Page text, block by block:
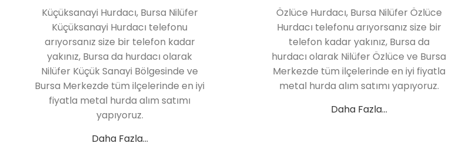
Küçüksanayi Hurdacı, Bursa Nilüfer
Küçüksanayi Hurdacı telefonu
arıyorsanız size bir telefon kadar
yakınız, Bursa da hurdacı olarak
Nilüfer Küçük Sanayi Bölgesinde ve
Bursa Merkezde tüm ilçelerinde en iyi
fiyatla metal hurda alım satımı
yapıyoruz.
Daha Fazla...
Özlüce Hurdacı, Bursa Nilüfer Özlüce
Hurdacı telefonu arıyorsanız size bir
telefon kadar yakınız, Bursa da
hurdacı olarak Nilüfer Özlüce ve Bursa
Merkezde tüm ilçelerinde en iyi fiyatla
metal hurda alım satımı yapıyoruz.
Daha Fazla...